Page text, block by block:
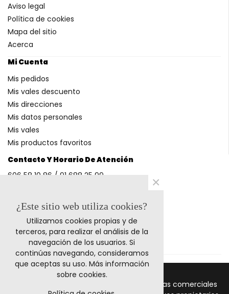
Contacto Y Horario De Atención
606 58 10 86 / 91 688 25 99
Métodos De Pago
Aviso legal
Política de cookies
Mapa del sitio
Acerca
Mi Cuenta
Mis pedidos
Mis vales descuento
Mis direcciones
Mis datos personales
Mis vales
Mis productos favoritos
© 2011-2024 Retrocables. Los logos y marcas comerciales
¿Este sitio web utiliza cookies?
Utilizamos cookies propias y de
terceros, para realizar el análisis de la
navegación de los usuarios. Si
continúas navegando, consideramos
que aceptas su uso. Más información
sobre cookies.
×